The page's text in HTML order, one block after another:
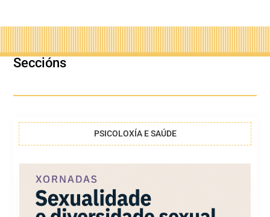
Seccións
PSICOLOXÍA E SAÚDE